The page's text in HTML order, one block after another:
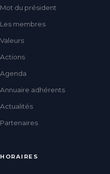
Mot du président
Les membres
Valeurs
Actions
Agenda
Annuaire adhérents
Actualités
Partenaires
HORAIRES